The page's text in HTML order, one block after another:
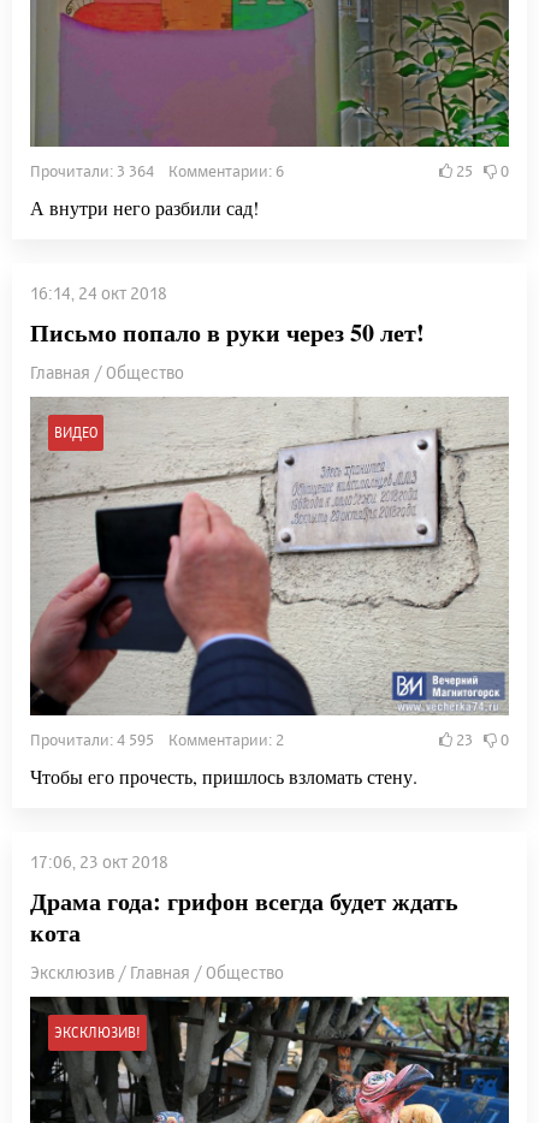
Прочитали: 3 364 Комментарии: 6 25 0
А внутри него разбили сад!
16:14, 24 окт 2018
Письмо попало в руки через 50 лет!
Главная / Общество
ВИДЕО
Прочитали: 4 595 Комментарии: 2 23 0
Чтобы его прочесть, пришлось взломать стену.
17:06, 23 окт 2018
Драма года: грифон всегда будет ждать
кота
Эксклюзив / Главная / Общество
ЭКСКЛЮЗИВ!